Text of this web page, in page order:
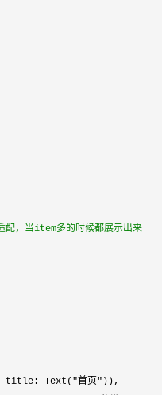
配，当item多的时候都展示出来
title: Text(
"首页" )),